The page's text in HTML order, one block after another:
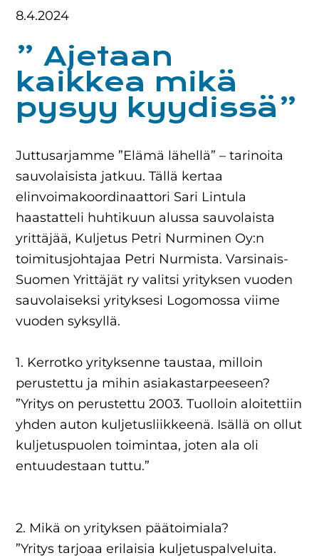
8.4.2024
” Ajetaan
kaikkea mikä
pysyy kyydissä”
Juttusarjamme ”Elämä lähellä” – tarinoita
sauvolaisista jatkuu. Tällä kertaa
elinvoimakoordinaattori Sari Lintula
haastatteli huhtikuun alussa sauvolaista
yrittäjää, Kuljetus Petri Nurminen Oy:n
toimitusjohtajaa Petri Nurmista. Varsinais-
Suomen Yrittäjät ry valitsi yrityksen vuoden
sauvolaiseksi yrityksesi Logomossa viime
vuoden syksyllä.
1. Kerrotko yrityksenne taustaa, milloin
perustettu ja mihin asiakastarpeeseen?
”Yritys on perustettu 2003. Tuolloin aloitettiin
yhden auton kuljetusliikkeenä. Isällä on ollut
kuljetuspuolen toimintaa, joten ala oli
entuudestaan tuttu.”
2. Mikä on yrityksen päätoimiala?
”Yritys tarjoaa erilaisia kuljetuspalveluita.